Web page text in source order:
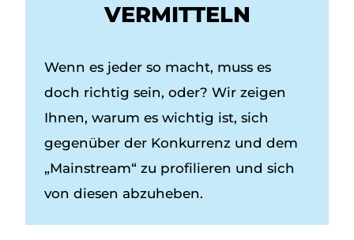
VERMITTELN
Wenn es jeder so macht, muss es
doch richtig sein, oder? Wir zeigen
Ihnen, warum es wichtig ist, sich
gegenüber der Konkurrenz und dem
„Mainstream“ zu profilieren und sich
von diesen abzuheben.